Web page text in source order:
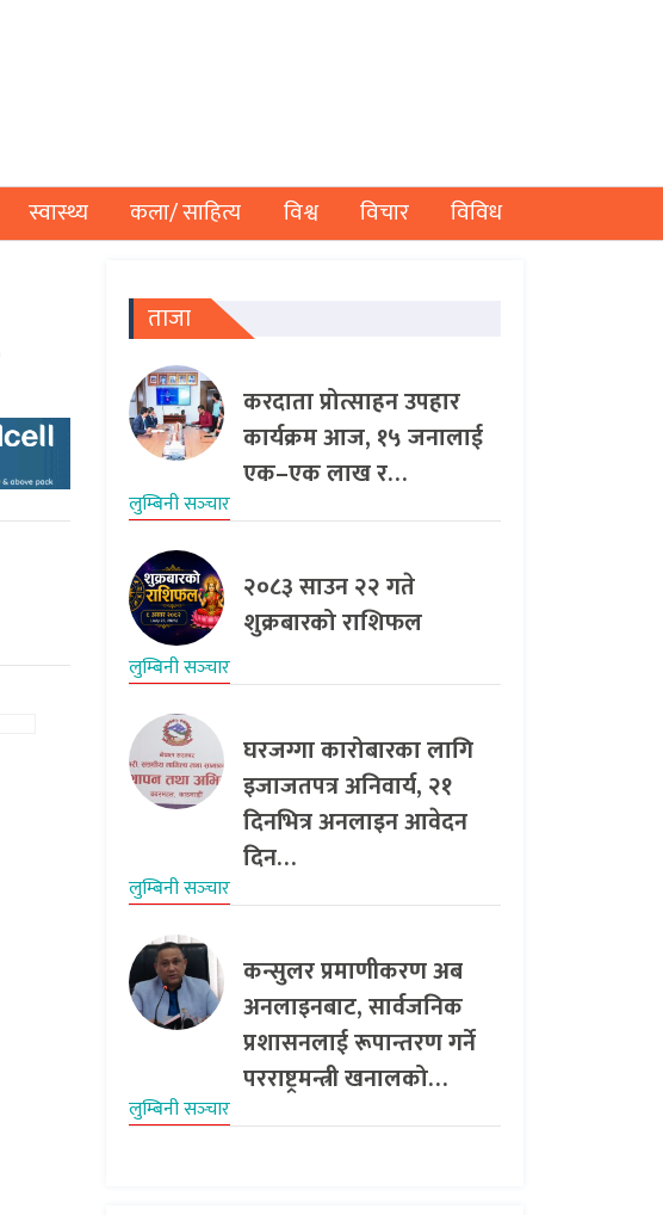
स्वास्थ्य कला/ साहित्य विश्व विचार विविध
ताजा
करदाता प्रोत्साहन उपहार
कार्यक्रम आज, १५ जनालाई
एक–एक लाख र…
लुम्बिनी सञ्‍चार
२०८३ साउन २२ गते
शुक्रबारको राशिफल
लुम्बिनी सञ्‍चार
घरजग्गा कारोबारका लागि
इजाजतपत्र अनिवार्य, २१
दिनभित्र अनलाइन आवेदन
दिन…
लुम्बिनी सञ्‍चार
कन्सुलर प्रमाणीकरण अब
अनलाइनबाट, सार्वजनिक
प्रशासनलाई रूपान्तरण गर्ने
परराष्ट्रमन्त्री खनालको…
लुम्बिनी सञ्‍चार